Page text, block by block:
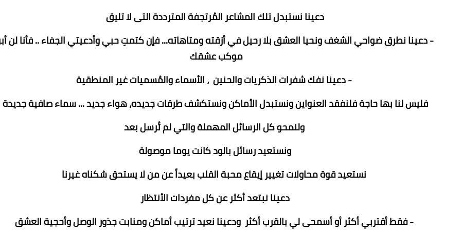
دعينا نستبدل تلك المشاعر المُرتجفة المترددة التى لا تليق
- دعينا نطرق ضواحي الشغف ونحيا العشق بلا رحيل في أزقته ومتاهاته... فإن كتمتِ حبي وأدعيتي الجفاء .. فأنا لن
موكب عشقك
- دعينا نفك شفرات الذكريات والحنين ، الأسماء والمُسميات غير المنطقية
فليس لنا بها حاجة فلنفقد العنواين ونستبدل الأماكن ونستكشف طرقات جديده، هواء جديد ... سماء صافية جديدة
ولنمحو كل الرسائل المهملة والتي لم تُرسل بعد
ونستعيد رسائل بالود كانت يوما موصولة
نستعيد قوة محاولات تغيير إيقاع محبة القلب بعيداً عن من لا يستحق سُكناه غيرنا
دعينا نبتعد أكثر عن كل مفردات الأنتظار
- فقط أقتربي أكثر أو أسمحى لي بالقرب أكثر ودعينا نعيد ترتيب أماكن ومنابت جذور الوصل وأحجية العشق